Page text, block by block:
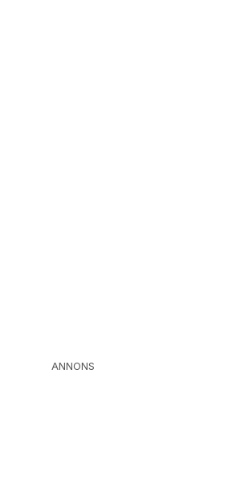
ANNONS